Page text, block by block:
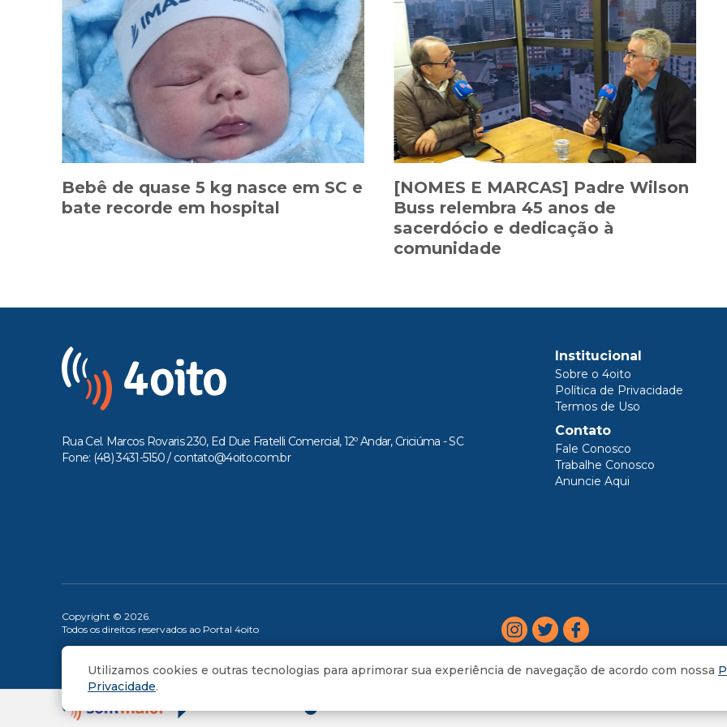
Bebê de quase 5 kg nasce em SC e
bate recorde em hospital
[NOMES E MARCAS] Padre Wilson
Buss relembra 45 anos de
sacerdócio e dedicação à
comunidade
Rua Cel. Marcos Rovaris 230, Ed Due Fratelli Comercial, 12º Andar, Criciúma - SC
Fone: (48) 3431-5150 / contato@4oito.com.br
Institucional
Sobre o 4oito
Política de Privacidade
Termos de Uso
Contato
Fale Conosco
Trabalhe Conosco
Anuncie Aqui
Copyright © 2026.
Todos os direitos reservados ao Portal 4oito
Utilizamos cookies e outras tecnologias para aprimorar sua experiência de navegação de acordo com nossa
Privacidade.